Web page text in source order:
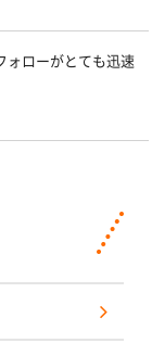
ォローがとても迅速